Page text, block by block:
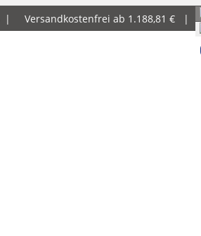
| Versandkostenfrei ab 1.188,81 € |